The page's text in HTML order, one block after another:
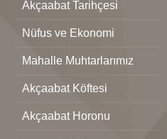
Akçaabat Tarihçesi
Nüfus ve Ekonomi
Mahalle Muhtarlarımız
Akçaabat Köftesi
Akçaabat Horonu